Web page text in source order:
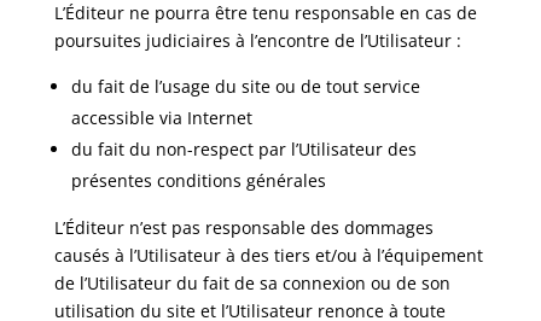
L’Éditeur ne pourra être tenu responsable en cas de
poursuites judiciaires à l’encontre de l’Utilisateur :
du fait de l’usage du site ou de tout service
accessible via Internet
du fait du non-respect par l’Utilisateur des
présentes conditions générales
L’Éditeur n’est pas responsable des dommages
causés à l’Utilisateur à des tiers et/ou à l’équipement
de l’Utilisateur du fait de sa connexion ou de son
utilisation du site et l’Utilisateur renonce à toute